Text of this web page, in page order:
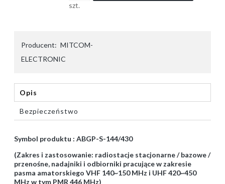
szt.
Producent: MITCOM-
ELECTRONIC
Opis
Bezpieczeństwo
Symbol produktu : ABGP-S-144/430
(Zakres i zastosowanie: radiostacje stacjonarne / bazowe /
przenośne, nadajniki i odbiorniki pracujące w zakresie
pasma amatorskiego VHF 140~150 MHz i UHF 420~450
MHz w tym PMR 446 MHz)